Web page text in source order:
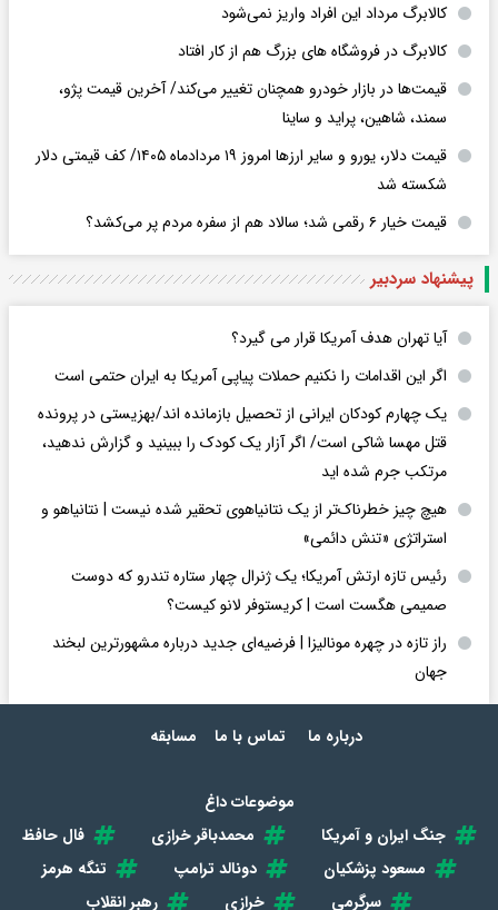
کالابرگ مرداد این افراد واریز نمی‌شود
کالابرگ در فروشگاه های بزرگ هم از کار افتاد
قیمت‌ها در بازار خودرو همچنان تغییر می‌کند/ آخرین قیمت پژو،
سمند، شاهین، پراید و ساینا
قیمت دلار، یورو و سایر ارزها امروز ۱۹ مردادماه ۱۴۰۵/ کف قیمتی دلار
شکسته شد
قیمت خیار ۶ رقمی شد؛ سالاد هم از سفره مردم پر می‌کشد؟
پیشنهاد سردبیر
آیا تهران هدف آمریکا قرار می گیرد؟
اگر این اقدامات را نکنیم حملات پیاپی آمریکا به ایران حتمی است
یک چهارم کودکان ایرانی از تحصیل بازمانده اند/بهزیستی در پرونده
قتل مهسا شاکی است/ اگر آزار یک کودک را ببینید و گزارش ندهید،
مرتکب جرم شده اید
هیچ چیز خطرناک‌تر از یک نتانیاهوی تحقیر شده نیست | نتانیاهو و
استراتژی «تنش دائمی»
رئیس تازه ارتش آمریکا؛ یک ژنرال چهار ستاره تندرو که دوست
صمیمی هگست است | کریستوفر لانو کیست؟
راز تازه در چهره مونالیزا | فرضیه‌ای جدید درباره مشهورترین لبخند
جهان
درباره ما تماس با ما مسابقه
موضوعات داغ
جنگ ایران و آمریکا
محمدباقر خرازی
فال حافظ
مسعود پزشکیان
دونالد ترامپ
تنگه هرمز
سرگرمی
خرازی رهبر انقلاب